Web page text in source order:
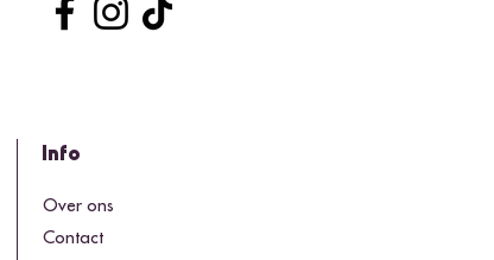
Info
Over ons
Contact